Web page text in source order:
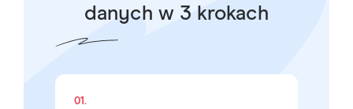
danych w 3 krokach
01.